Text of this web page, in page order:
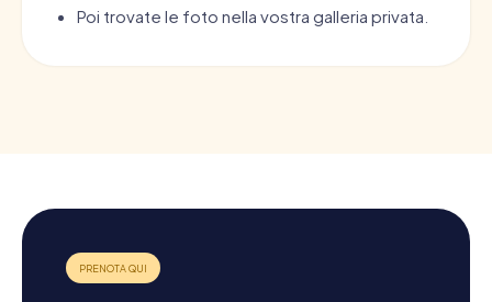
Poi trovate le foto nella vostra galleria privata.